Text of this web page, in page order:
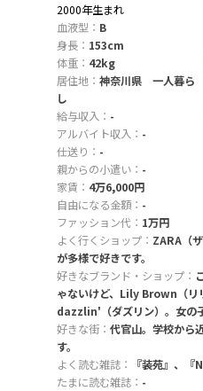
2000年生まれ
血液型： B
身長： 153cm
体重： 42kg
居住地： 神奈川県 一人暮ら
し
給与収入： -
アルバイト収入： -
仕送り： -
親からの小遣い： -
家賃： 4万6,000円
自由になる金額： -
ファッション代： 1万円
よく行くショップ： ZARA（
が多様で好きです。
好きなブランド・ショップ：
ゃないけど、Lily Brown（リ
dazzlin'（ダズリン）。女の
好きな街： 代官山。学校から
す。
よく読む雑誌：
『装苑』、『
たまに読む雑誌： -